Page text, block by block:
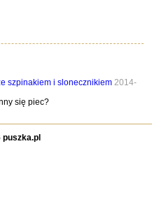
szpinakiem i slonecznikiem 2014-
się piec?
puszka.pl